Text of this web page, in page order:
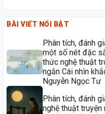
BÀI VIẾT NỔI BẬT
Phân tích, đánh
một số nét đặc
thức nghệ thuật
ngắn Cái nhìn
Nguyễn Ngọc Tư
Phân tích, đánh
nghệ thuật truyện